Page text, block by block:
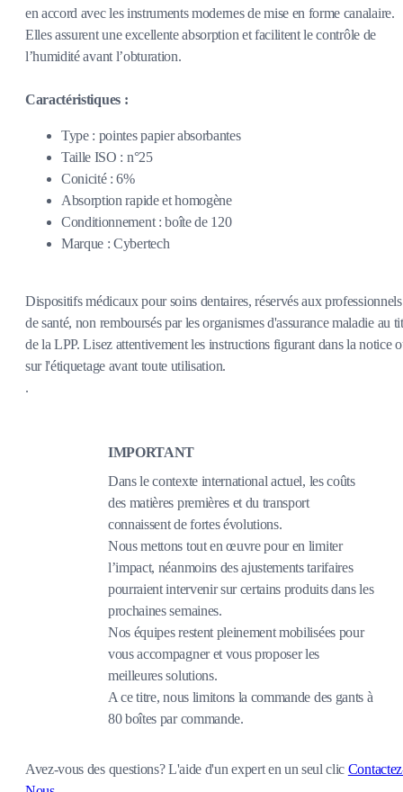
en accord avec les instruments modernes de mise en forme canalaire.
Elles assurent une excellente absorption et facilitent le contrôle de
l’humidité avant l’obturation.
Caractéristiques :
Type : pointes papier absorbantes
Taille ISO : n°25
Conicité : 6%
Absorption rapide et homogène
Conditionnement : boîte de 120
Marque : Cybertech
Dispositifs médicaux pour soins dentaires, réservés aux professionnels
de santé, non remboursés par les organismes d'assurance maladie au
de la LPP. Lisez attentivement les instructions figurant dans la notice
sur l'étiquetage avant toute utilisation.
.
IMPORTANT
Dans le contexte international actuel, les coûts
des matières premières et du transport
connaissent de fortes évolutions.
Nous mettons tout en œuvre pour en limiter
l’impact, néanmoins des ajustements tarifaires
pourraient intervenir sur certains produits dans les
prochaines semaines.
Nos équipes restent pleinement mobilisées pour
vous accompagner et vous proposer les
meilleures solutions.
A ce titre, nous limitons la commande des gants à
80 boîtes par commande.
Avez-vous des questions?L'aide d'un expert en un seul clic